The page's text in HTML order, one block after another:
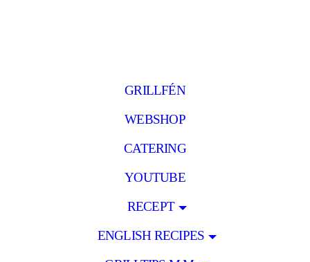
GRILLFÉN
WEBSHOP
CATERING
YOUTUBE
RECEPT
ENGLISH RECIPES